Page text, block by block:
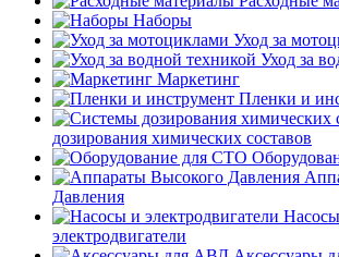
Наборы
Уход за
Уход за
Маркетинг
Пленки и
дозирования химических составов
Давления
электродвигатели